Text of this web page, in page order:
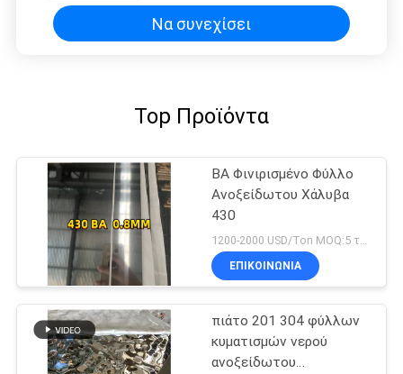
Να συνεχίσει
Top Προϊόντα
BA Φινιρισμένο Φύλλο
Ανοξείδωτου Χάλυβα
430
1200-2000 USD/Ton MOQ:5 τόνο
ΕΠΙΚΟΙΝΩΝΙΑ
πιάτο 201 304 φύλλων
κυματισμών νερού
ανοξείδωτου